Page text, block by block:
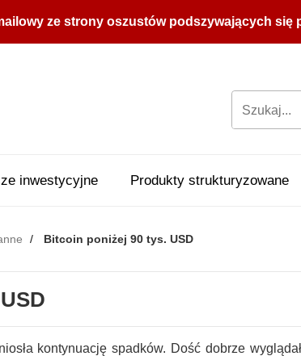
ze strony oszustów podszywających
inwestycyjne Produkty strukturyzowane
Bitcoin poniżej 90 tys. USD
kontynuację spadków. Dość dobrze